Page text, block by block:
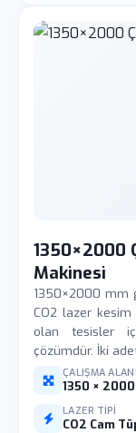
1350×2000
Makinesi
1350×2000 mm
CO2 lazer
olan tesisler
çözümdür. İki
ÇALIŞMA ALANI
1350 ×
LAZER TIPI
CO2 Cam